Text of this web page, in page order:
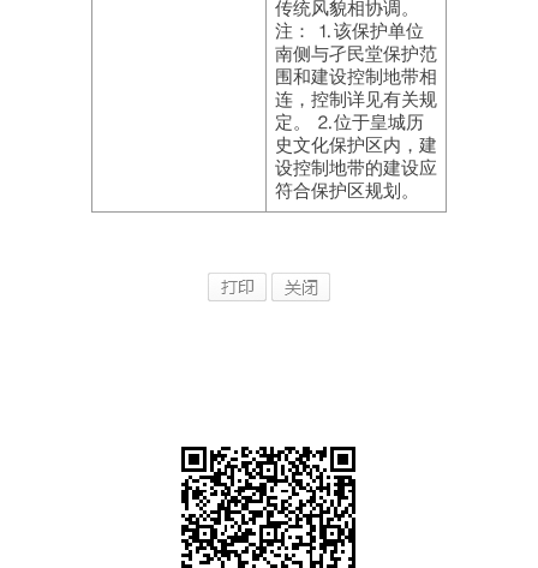
传统风貌相协调。
注： ⒈该保护单位
南侧与孑民堂保护范
围和建设控制地带相
连，控制详见有关规
定。 ⒉位于皇城历
史文化保护区内，建
设控制地带的建设应
符合保护区规划。